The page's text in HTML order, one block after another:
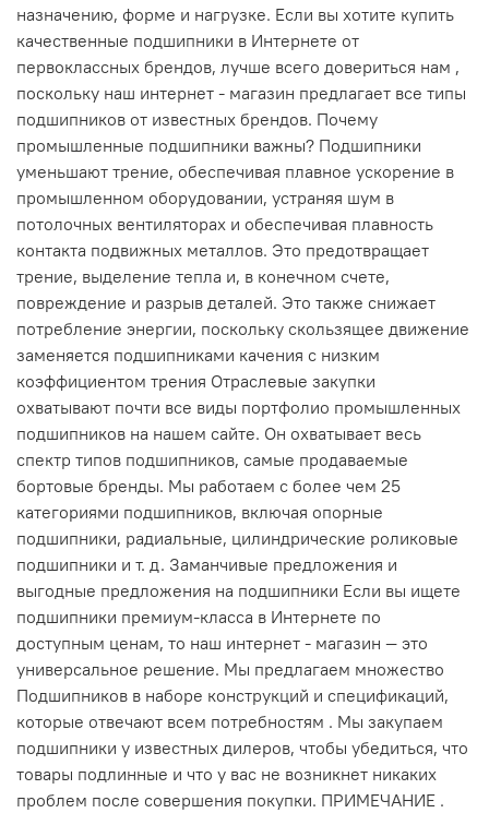
назначению, форме и нагрузке. Если вы хотите купить
качественные подшипники в Интернете от
первоклассных брендов, лучше всего довериться нам ,
поскольку наш интернет - магазин предлагает все типы
подшипников от известных брендов. Почему
промышленные подшипники важны? Подшипники
уменьшают трение, обеспечивая плавное ускорение в
промышленном оборудовании, устраняя шум в
потолочных вентиляторах и обеспечивая плавность
контакта подвижных металлов. Это предотвращает
трение, выделение тепла и, в конечном счете,
повреждение и разрыв деталей. Это также снижает
потребление энергии, поскольку скользящее движение
заменяется подшипниками качения с низким
коэффициентом трения Отраслевые закупки
охватывают почти все виды портфолио промышленных
подшипников на нашем сайте. Он охватывает весь
спектр типов подшипников, самые продаваемые
бортовые бренды. Мы работаем с более чем 25
категориями подшипников, включая опорные
подшипники, радиальные, цилиндрические роликовые
подшипники и т. д. Заманчивые предложения и
выгодные предложения на подшипники Если вы ищете
подшипники премиум-класса в Интернете по
доступным ценам, то наш интернет - магазин — это
универсальное решение. Мы предлагаем множество
Подшипников в наборе конструкций и спецификаций,
которые отвечают всем потребностям . Мы закупаем
подшипники у известных дилеров, чтобы убедиться, что
товары подлинные и что у вас не возникнет никаких
проблем после совершения покупки. ПРИМЕЧАНИЕ .